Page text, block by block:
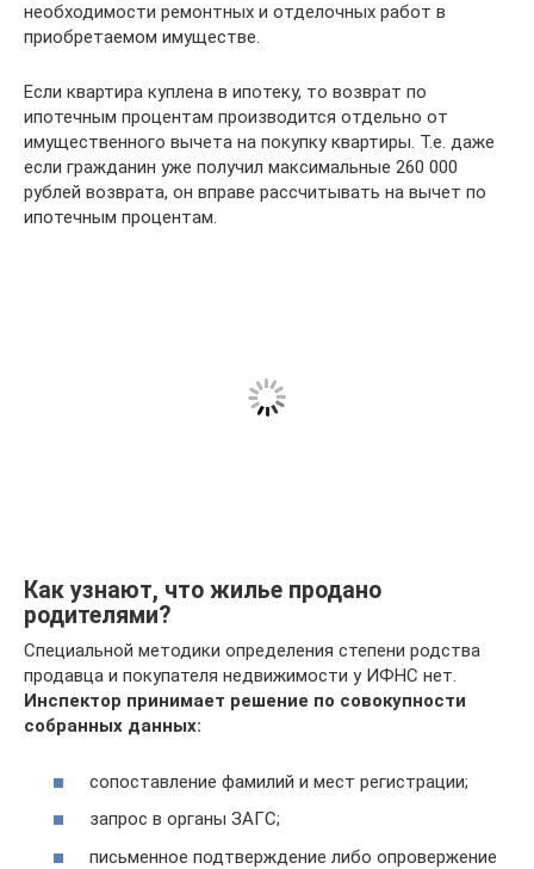
необходимости ремонтных и отделочных работ в
приобретаемом имуществе.
Если квартира куплена в ипотеку, то возврат по
ипотечным процентам производится отдельно от
имущественного вычета на покупку квартиры. Т.е. даже
если гражданин уже получил максимальные 260 000
рублей возврата, он вправе рассчитывать на вычет по
ипотечным процентам.
Как узнают, что жилье продано
родителями?
Специальной методики определения степени родства
продавца и покупателя недвижимости у ИФНС нет.
Инспектор принимает решение по совокупности
собранных данных:
сопоставление фамилий и мест регистрации;
запрос в органы ЗАГС;
письменное подтверждение либо опровержение